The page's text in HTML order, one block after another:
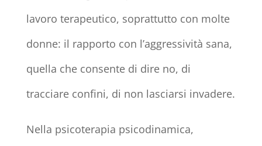
lavoro terapeutico, soprattutto con molte
donne: il rapporto con l’aggressività sana,
quella che consente di dire no, di
tracciare confini, di non lasciarsi invadere.
Nella psicoterapia psicodinamica,